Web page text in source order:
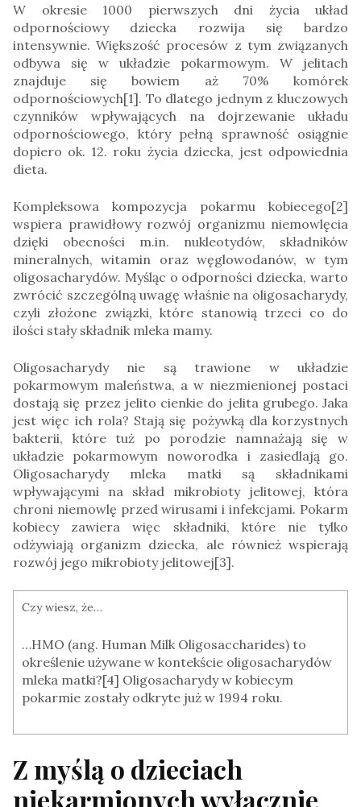
W okresie 1000 pierwszych dni życia układ
odpornościowy dziecka rozwija się bardzo
intensywnie. Większość procesów z tym związanych
odbywa się w układzie pokarmowym. W jelitach
znajduje się bowiem aż 70% komórek
odpornościowych[1]. To dlatego jednym z kluczowych
czynników wpływających na dojrzewanie układu
odpornościowego, który pełną sprawność osiągnie
dopiero ok. 12. roku życia dziecka, jest odpowiednia
dieta.
Kompleksowa kompozycja pokarmu kobiecego[2]
wspiera prawidłowy rozwój organizmu niemowlęcia
dzięki obecności m.in. nukleotydów, składników
mineralnych, witamin oraz węglowodanów, w tym
oligosacharydów. Myśląc o odporności dziecka, warto
zwrócić szczególną uwagę właśnie na oligosacharydy,
czyli złożone związki, które stanowią trzeci co do
ilości stały składnik mleka mamy.
Oligosacharydy nie są trawione w układzie
pokarmowym maleństwa, a w niezmienionej postaci
dostają się przez jelito cienkie do jelita grubego. Jaka
jest więc ich rola? Stają się pożywką dla korzystnych
bakterii, które tuż po porodzie namnażają się w
układzie pokarmowym noworodka i zasiedlają go.
Oligosacharydy mleka matki są składnikami
wpływającymi na skład mikrobioty jelitowej, która
chroni niemowlę przed wirusami i infekcjami. Pokarm
kobiecy zawiera więc składniki, które nie tylko
odżywiają organizm dziecka, ale również wspierają
rozwój jego mikrobioty jelitowej[3].
Czy wiesz, że…
…HMO (ang. Human Milk Oligosaccharides) to
określenie używane w kontekście oligosacharydów
mleka matki?[4] Oligosacharydy w kobiecym
pokarmie zostały odkryte już w 1994 roku.
Z myślą o dzieciach
niekarmionych wyłącznie